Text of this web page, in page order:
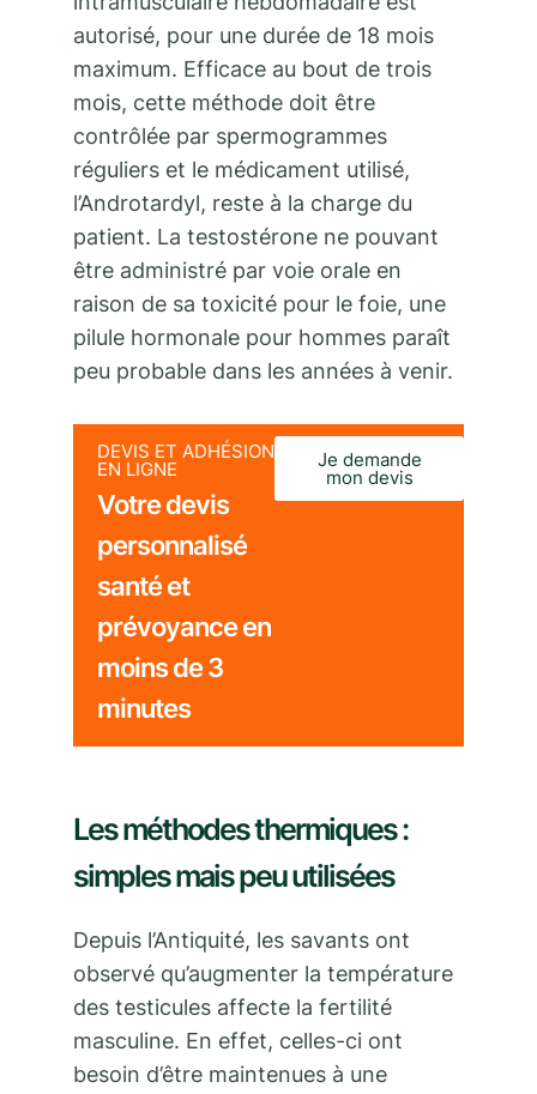
autorisé, pour une durée de 18 mois
maximum. Efficace au bout de trois
mois, cette méthode doit être
contrôlée par spermogrammes
réguliers et le médicament utilisé,
l’Androtardyl, reste à la charge du
patient. La testostérone ne pouvant
être administré par voie orale en
raison de sa toxicité pour le foie, une
pilule hormonale pour hommes paraît
peu probable dans les années à venir.
DEVIS ET ADHÉSION
EN LIGNE
Votre devis
personnalisé
santé et
prévoyance en
moins de 3
minutes
Je demande
mon devis
Les méthodes thermiques :
simples mais peu utilisées
Depuis l’Antiquité, les savants ont
observé qu’augmenter la température
des testicules affecte la fertilité
masculine. En effet, celles-ci ont
besoin d’être maintenues à une